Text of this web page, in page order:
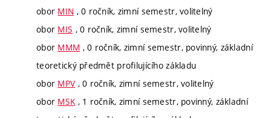
obor MIN , 0 ročník, zimní semestr, volitelný
obor MIS , 0 ročník, zimní semestr, volitelný
obor MMM , 0 ročník, zimní semestr, povinný, základní
teoretický předmět profilujícího základu
obor MPV , 0 ročník, zimní semestr, volitelný
obor MSK, 1 ročník, zimní semestr, povinný, základní